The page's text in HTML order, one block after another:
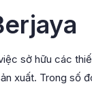
sở hữu các
xuất. Trong số